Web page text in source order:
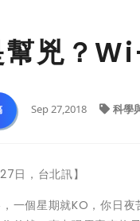
幫兇？
Sep 27,2018 科學
日，台北訊】
一個星期就KO，你日